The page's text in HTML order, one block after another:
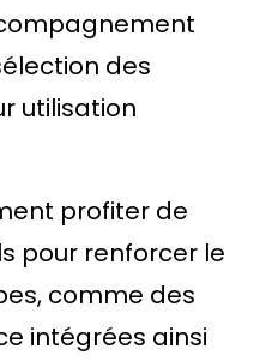
des
utilisation
profiter de
pour renforcer le
comme des
intégrées ainsi